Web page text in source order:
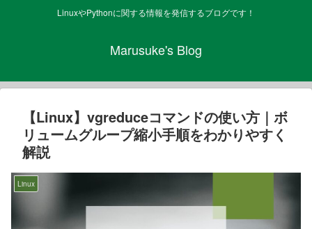
LinuxやPythonに関する情報を発信するブログです！
Marusuke's Blog
【Linux】vgreduceコマンドの使い方｜ボ
リュームグループ縮小手順をわかりやすく
解説
Linux